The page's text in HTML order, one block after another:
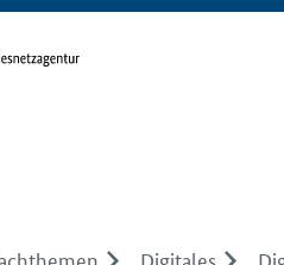
Digitales